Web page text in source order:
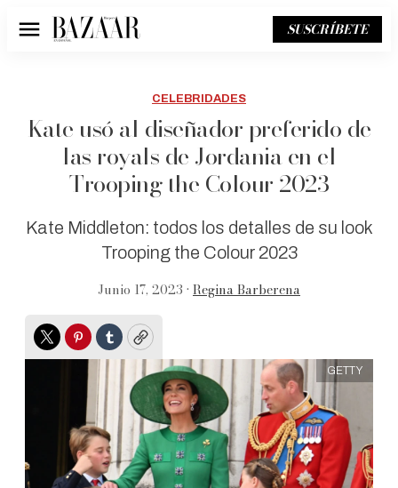
Menú SUSCRÍBETE
CELEBRIDADES
Kate usó al diseñador preferido de
las royals de Jordania en el
Trooping the Colour 2023
Kate Middleton: todos los detalles de su look
Trooping the Colour 2023
Junio 17, 2023 • Regina Barberena
TwitterPinterest
TumblrCopy
GETTY